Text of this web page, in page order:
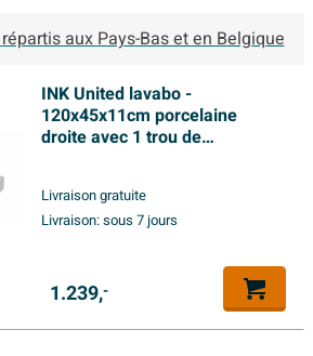
INK United lavabo -
120x45x11cm porcelaine
droite avec 1 trou de
de trop-plein dissimulé - blanc
brillant
Livraison gratuite
Livraison:sous 7 jours
1.239,-
répartis aux Pays-Bas et en Belgique